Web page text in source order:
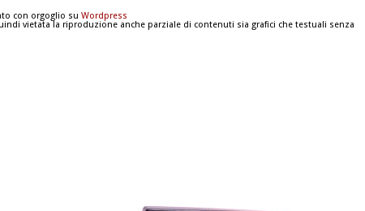
con orgoglio su Wordpress
vietata la riproduzione anche parziale di contenuti sia grafici che testuali senza